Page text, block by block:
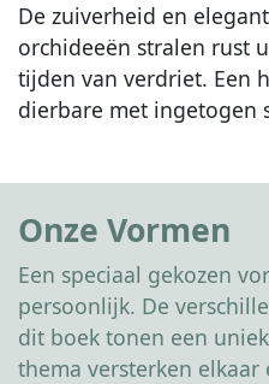
De zuiverheid en
orchideeën stralen rust
tijden van verdriet. Een
dierbare met ingetogen
Onze Vormen
Een speciaal gekozen
persoonlijk. De
dit boek tonen een
thema versterken elkaar